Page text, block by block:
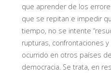
que aprender de los
que se repitan e impedir
tiempo, no se intente
rupturas, confrontaciones
ocurrido en otros países
democracia. Se trata, en